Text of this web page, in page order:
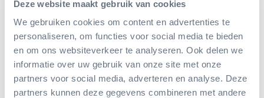
Deze website maakt gebruik van cookies
We gebruiken cookies om content en advertenties te
personaliseren, om functies voor social media te bieden
en om ons websiteverkeer te analyseren. Ook delen we
informatie over uw gebruik van onze site met onze
partners voor social media, adverteren en analyse. Deze
partners kunnen deze gegevens combineren met andere
Deel dit artikel